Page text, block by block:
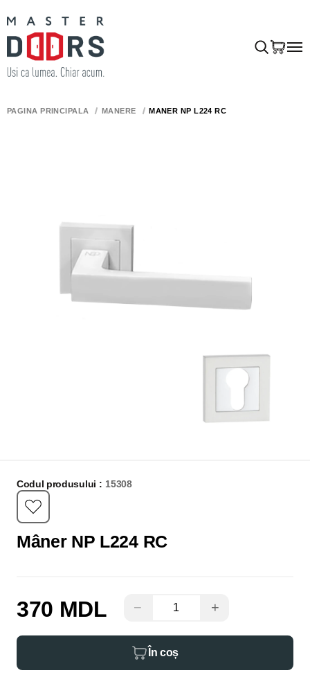
PAGINA PRINCIPALĂ MÂNERE MÂNER NP L224 RC
Codul produsului : 15308
Mâner NP L224 RC
370 MDL − +
În coș